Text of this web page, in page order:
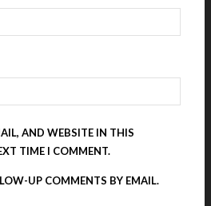
AND WEBSITE IN THIS
TIME I COMMENT.
UP COMMENTS BY EMAIL.